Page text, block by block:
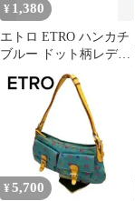
¥ 1,380
エトロ ETRO ハンカチ
ブルー ドット柄レディ
ース メンズ両用
¥ 5,700